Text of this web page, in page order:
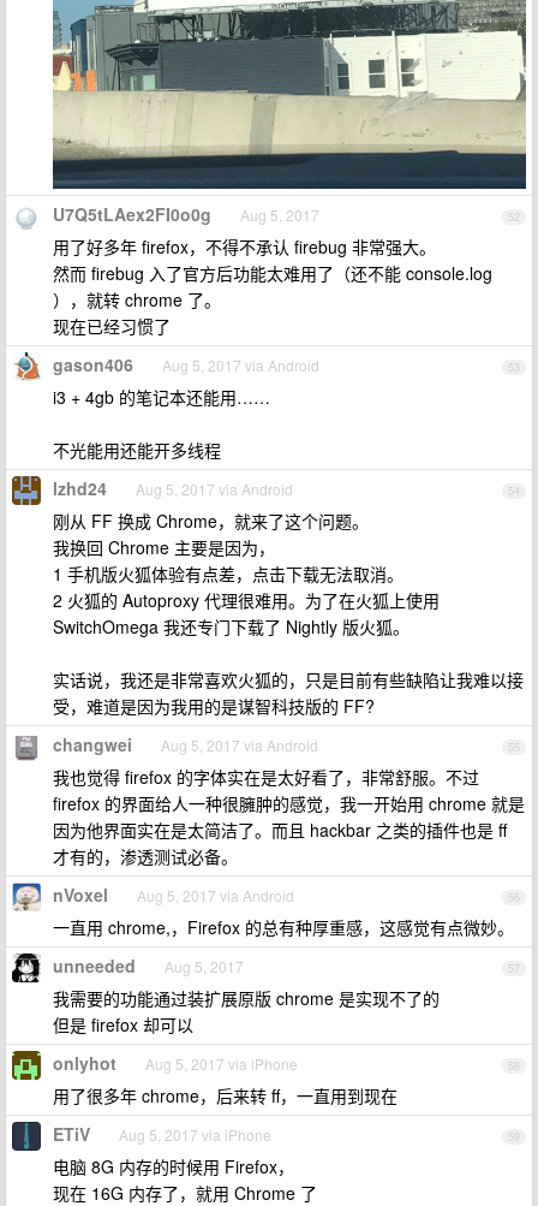
52
U7Q5tLAex2FI0o0g Aug 5, 2017
用了好多年 firefox，不得不承认 firebug 非常强大。
然而 firebug 入了官方后功能太难用了（还不能 console.log
），就转 chrome 了。
现在已经习惯了
53
gason406 Aug 5, 2017 via Android
i3 + 4gb 的笔记本还能用……
不光能用还能开多线程
54
lzhd24 Aug 5, 2017 via Android
刚从 FF 换成 Chrome，就来了这个问题。
我换回 Chrome 主要是因为，
1 手机版火狐体验有点差，点击下载无法取消。
2 火狐的 Autoproxy 代理很难用。为了在火狐上使用
SwitchOmega 我还专门下载了 Nightly 版火狐。
实话说，我还是非常喜欢火狐的，只是目前有些缺陷让我难以接
受，难道是因为我用的是谋智科技版的 FF?
55
changwei Aug 5, 2017 via Android
我也觉得 firefox 的字体实在是太好看了，非常舒服。不过
firefox 的界面给人一种很臃肿的感觉，我一开始用 chrome 就是
因为他界面实在是太简洁了。而且 hackbar 之类的插件也是 ff
才有的，渗透测试必备。
56
nVoxel Aug 5, 2017 via Android
一直用 chrome,，Firefox 的总有种厚重感，这感觉有点微妙。
57
unneeded Aug 5, 2017
我需要的功能通过装扩展原版 chrome 是实现不了的
但是 firefox 却可以
58
onlyhot Aug 5, 2017 via iPhone
用了很多年 chrome，后来转 ff，一直用到现在
59
ETiV Aug 5, 2017 via iPhone
电脑 8G 内存的时候用 Firefox，
现在 16G 内存了，就用 Chrome 了